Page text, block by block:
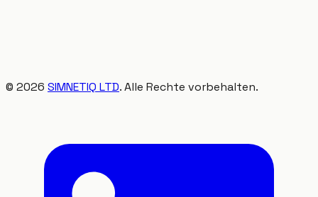
© 2026 SIMNETIQ LTD. Alle Rechte vorbehalten.